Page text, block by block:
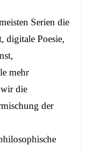
Serien die
digitale Poesie,
mehr
die
der